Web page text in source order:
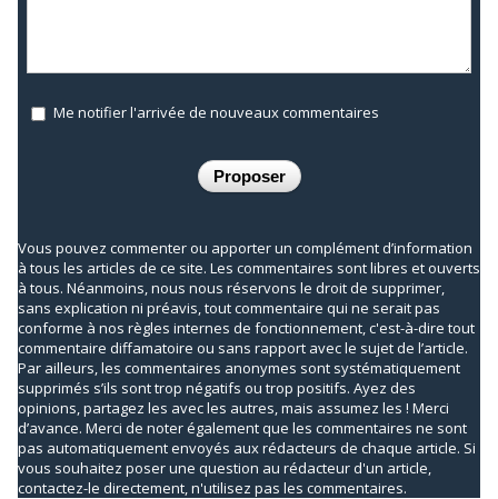
Me notifier l'arrivée de nouveaux commentaires
Vous pouvez commenter ou apporter un complément d’information
à tous les articles de ce site. Les commentaires sont libres et ouverts
à tous. Néanmoins, nous nous réservons le droit de supprimer,
sans explication ni préavis, tout commentaire qui ne serait pas
conforme à nos règles internes de fonctionnement, c'est-à-dire tout
commentaire diffamatoire ou sans rapport avec le sujet de l’article.
Par ailleurs, les commentaires anonymes sont systématiquement
supprimés s’ils sont trop négatifs ou trop positifs. Ayez des
opinions, partagez les avec les autres, mais assumez les ! Merci
d’avance. Merci de noter également que les commentaires ne sont
pas automatiquement envoyés aux rédacteurs de chaque article. Si
vous souhaitez poser une question au rédacteur d'un article,
contactez-le directement, n'utilisez pas les commentaires.